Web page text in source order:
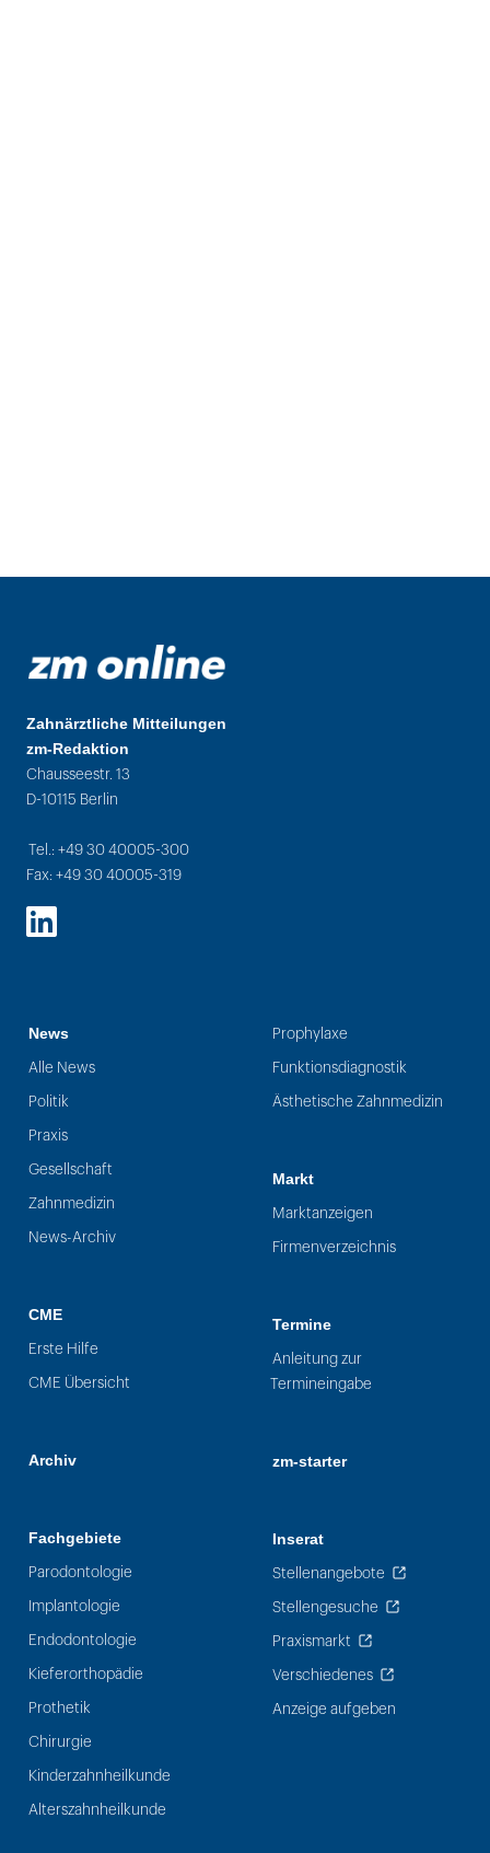
Zahnärztliche Mitteilungen
zm-Redaktion
Chausseestr. 13
D-10115 Berlin
Tel.: +49 30 40005-300
Fax: +49 30 40005-319
LinkedIn
News
Alle News
Politik
Praxis
Gesellschaft
Zahnmedizin
News-Archiv
CME
Erste Hilfe
CME Übersicht
Archiv
Fachgebiete
Parodontologie
Implantologie
Endodontologie
Kieferorthopädie
Prothetik
Chirurgie
Kinderzahnheilkunde
Alterszahnheilkunde
Prophylaxe
Funktionsdiagnostik
Ästhetische Zahnmedizin
Markt
Marktanzeigen
Firmenverzeichnis
Termine
Anleitung zur
Termineingabe
zm-starter
Inserat
Stellenangebote
Stellengesuche
Praxismarkt
Verschiedenes
Anzeige aufgeben